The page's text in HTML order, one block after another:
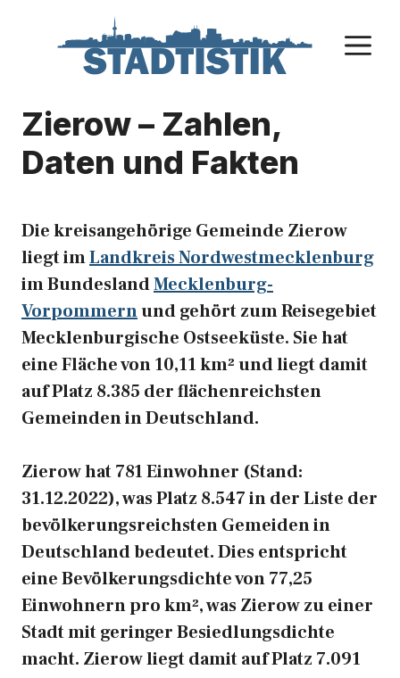
Zierow – Zahlen,
Daten und Fakten
Die kreisangehörige Gemeinde Zierow
liegt imLandkreis Nordwestmecklenburg
im BundeslandMecklenburg-
Vorpommernund gehört zum Reisegebiet
Mecklenburgische Ostseeküste. Sie hat
eine Fläche von 10,11 km² und liegt damit
auf Platz 8.385 der flächenreichsten
Gemeinden in Deutschland.
Zierow hat 781 Einwohner (Stand:
31.12.2022), was Platz 8.547 in der Liste der
bevölkerungsreichsten Gemeiden in
Deutschland bedeutet. Dies entspricht
eine Bevölkerungsdichte von 77,25
Einwohnern pro km², was Zierow zu einer
Stadt mit geringer Besiedlungsdichte
macht. Zierow liegt damit auf Platz 7.091